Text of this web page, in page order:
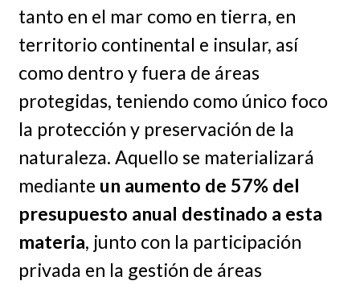
tanto en el mar como en tierra, en
territorio continental e insular, así
como dentro y fuera de áreas
protegidas, teniendo como único foco
la protección y preservación de la
naturaleza. Aquello se materializará
mediante un aumento de 57% del
presupuesto anual destinado a esta
materia, junto con la participación
privada en la gestión de áreas